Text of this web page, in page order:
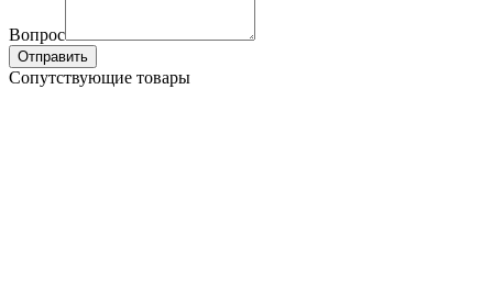
Вопрос
Отправить
Сопутствующие товары